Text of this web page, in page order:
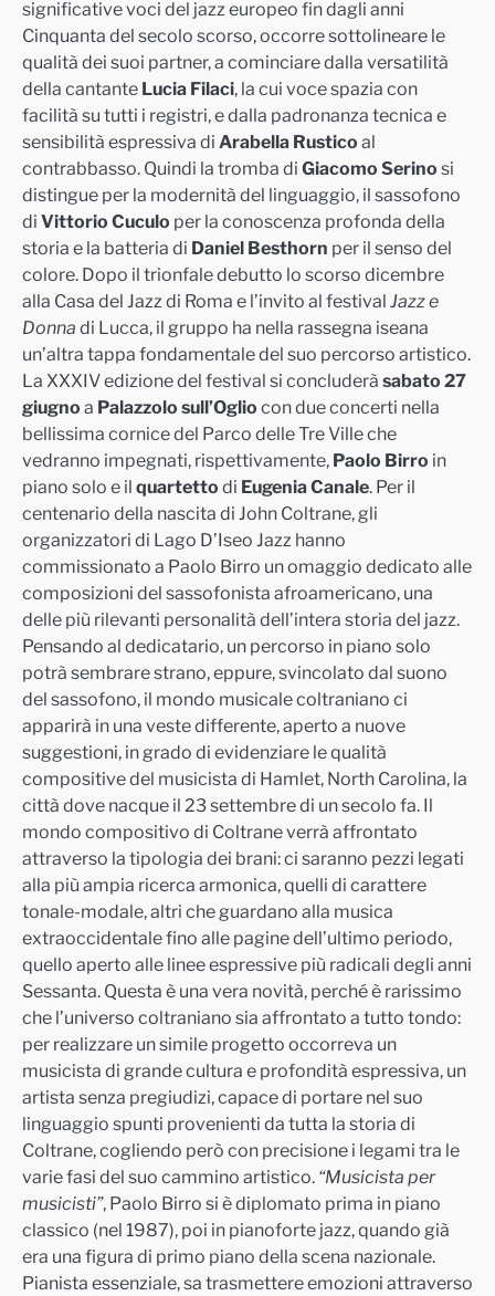
significative voci del jazz europeo fin dagli anni
Cinquanta del secolo scorso, occorre sottolineare le
qualità dei suoi partner,a cominciare dalla versatilità
della cantante Lucia Filaci, la cui voce spazia con
facilità su tutti i registri, e dalla padronanza tecnica e
sensibilità espressiva di Arabella Rustico al
contrabbasso. Quindi la tromba di Giacomo Serino si
distingue per la modernità del linguaggio, il sassofono
di Vittorio Cuculo per la conoscenza profonda della
storia e la batteria di Daniel Besthorn per il senso del
colore. Dopo il trionfale debutto lo scorso dicembre
alla Casa del Jazz di Roma e l’invito al festival Jazz e
Donna di Lucca, il gruppo ha nella rassegna iseana
un’altra tappa fondamentale del suo percorso artistico.
La XXXIV edizione del festival si concluderà sabato 27
giugno a Palazzolo sull’Oglio con due concerti nella
bellissima cornice del Parco delle Tre Villeche
vedranno impegnati, rispettivamente, Paolo Birro in
piano solo e il quartetto di Eugenia Canale. Per il
centenario della nascita di John Coltrane, gli
organizzatori di Lago D’Iseo Jazz hanno
commissionato a Paolo Birro un omaggio dedicato alle
composizioni del sassofonista afroamericano, una
delle più rilevanti personalità dell’intera storia del jazz.
Pensando al dedicatario, un percorso in piano solo
potrà sembrare strano, eppure, svincolato dal suono
del sassofono, il mondo musicale coltraniano ci
apparirà in una veste differente, aperto a nuove
suggestioni, in grado di evidenziare le qualità
compositive del musicista di Hamlet, North Carolina, la
città dove nacque il 23 settembre di un secolo fa. Il
mondo compositivo di Coltrane verrà affrontato
attraverso la tipologia dei brani: ci saranno pezzi legati
alla più ampia ricerca armonica, quelli di carattere
tonale-modale, altri che guardano alla musica
extraoccidentale fino alle pagine dell’ultimo periodo,
quello aperto alle linee espressive più radicali degli anni
Sessanta. Questa è una vera novità, perché è rarissimo
che l’universo coltraniano sia affrontato a tutto tondo:
per realizzare un simile progetto occorreva un
musicista di grande cultura e profondità espressiva, un
artista senza pregiudizi, capace di portare nel suo
linguaggio spunti provenienti da tutta la storia di
Coltrane, cogliendo però con precisione i legami tra le
varie fasi del suo cammino artistico. “Musicista per
musicisti”, Paolo Birro si è diplomato prima in piano
classico (nel 1987), poi in pianoforte jazz, quando già
era una figura di primo piano della scena nazionale.
Pianista essenziale, sa trasmettere emozioni attraverso